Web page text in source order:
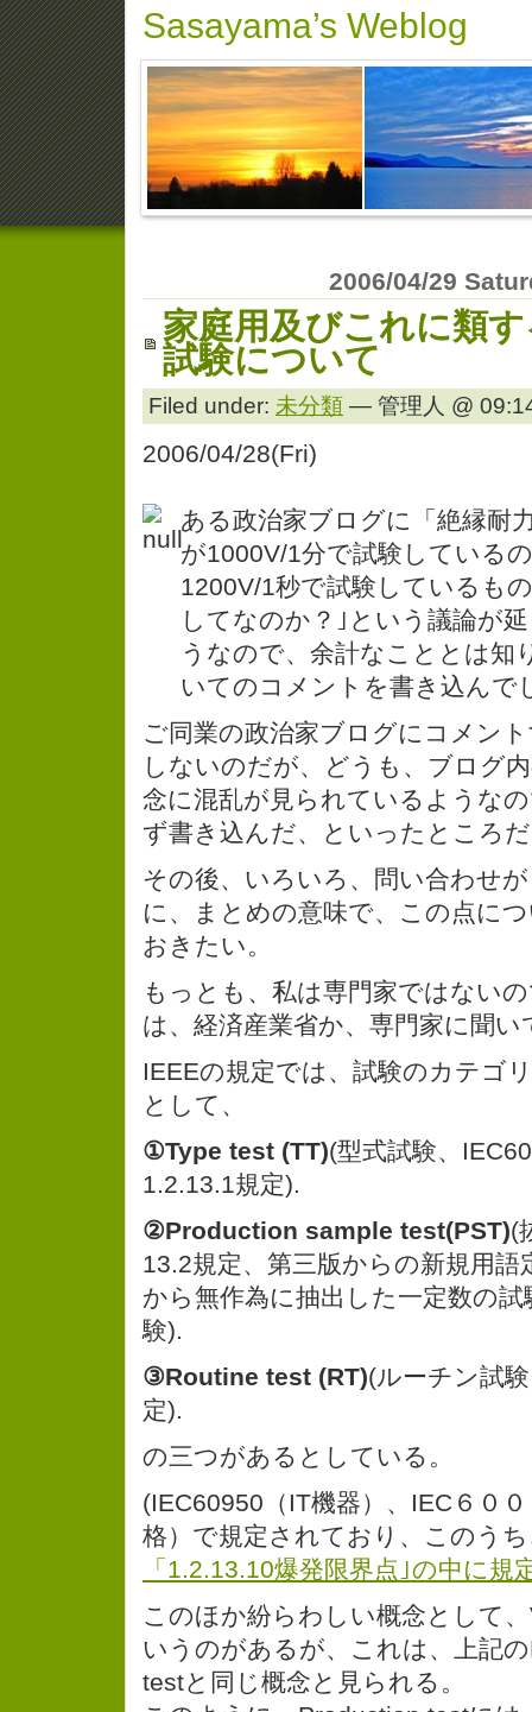
Sasayama’s Weblog
2006/04/29
家庭用及びこれに類
試験について
Filed under: 未分類 — 管理人 @
2006/04/28(Fri)
ある政治家ブログに「絶縁耐
が1000V/1分で試験している
1200V/1秒で試験しているも
してなのか？｣という議論が
うなので、余計なこととは知
いてのコメントを書き込んで
ご同業の政治家ブログにコメン
しないのだが、どうも、ブログ
念に混乱が見られているような
ず書き込んだ、といったところ
その後、いろいろ、問い合わせ
に、まとめの意味で、この点に
おきたい。
もっとも、私は専門家ではない
は、経済産業省か、専門家に聞
IEEEの規定では、試験のカテゴ
として、
①Type test (TT)(型式試験、
1.2.13.1規定).
②Production sample test(PST)(
13.2規定、第三版からの新規用語
から無作為に抽出した一定数の
験).
③Routine test (RT)(ルーチン試
定).
の三つがあるとしている。
(IEC60950（IT機器）、IEC６０
格）で規定されており、このう
「1.2.13.10爆発限界点｣の中に規
このほか紛らわしい概念として
いうのがあるが、これは、上記
testと同じ概念と見られる。